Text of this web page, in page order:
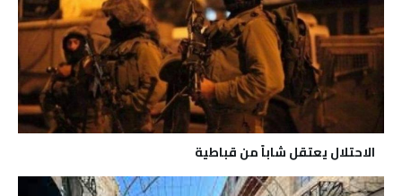
الاحتلال يعتقل شاباً من قباطية